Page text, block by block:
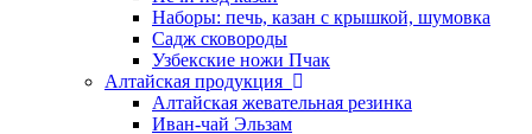
Наборы: печь, казан с крышкой, шумовка
Садж сковороды
Узбекские ножи Пчак
Алтайская продукция
Алтайская жевательная резинка
Иван-чай Эльзам